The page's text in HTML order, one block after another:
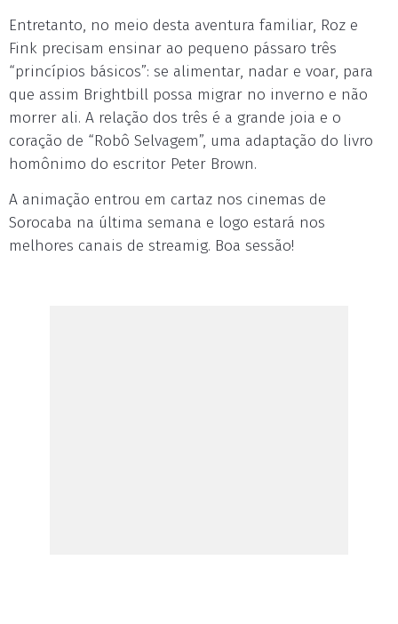
Entretanto, no meio desta aventura familiar, Roz e
Fink precisam ensinar ao pequeno pássaro três
“princípios básicos”: se alimentar, nadar e voar, para
que assim Brightbill possa migrar no inverno e não
morrer ali. A relação dos três é a grande joia e o
coração de “Robô Selvagem”, uma adaptação do livro
homônimo do escritor Peter Brown.
A animação entrou em cartaz nos cinemas de
Sorocaba na última semana e logo estará nos
melhores canais de streamig. Boa sessão!